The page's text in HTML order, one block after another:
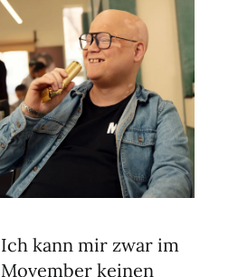
Ich kann mir zwar im
Movember keinen